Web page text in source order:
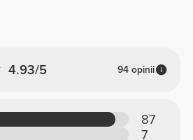
4.93/5 94 opinii
87
7